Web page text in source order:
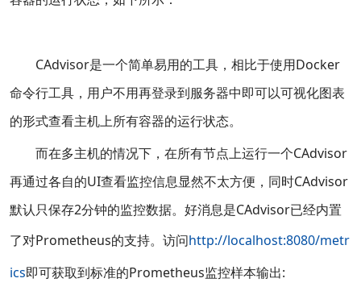
CAdvisor是一个简单易用的工具，相比于使用Docker
命令行工具，用户不用再登录到服务器中即可以可视化图表
的形式查看主机上所有容器的运行状态。
而在多主机的情况下，在所有节点上运行一个CAdvisor
再通过各自的UI查看监控信息显然不太方便，同时CAdvisor
默认只保存2分钟的监控数据。好消息是CAdvisor已经内置
了对Prometheus的支持。访问http://localhost:8080/metr
ics即可获取到标准的Prometheus监控样本输出: